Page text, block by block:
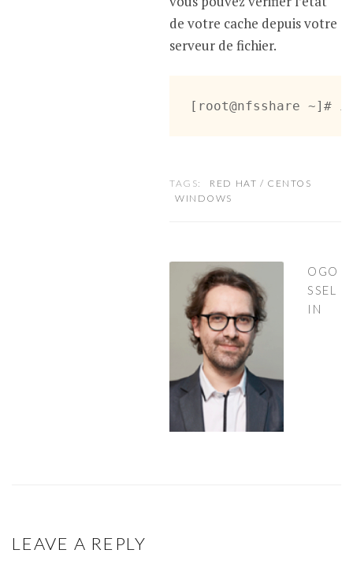
de votre cache depuis votre
serveur de fichier.
[root@nfsshare ~]#
TAGS:
RED HAT / CENTOS
WINDOWS
OGO
SSEL
IN
LEAVE A REPLY